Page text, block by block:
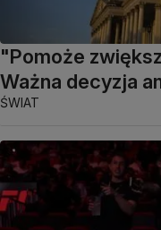
"Pomoże
Ważna decyzja
ŚWIAT